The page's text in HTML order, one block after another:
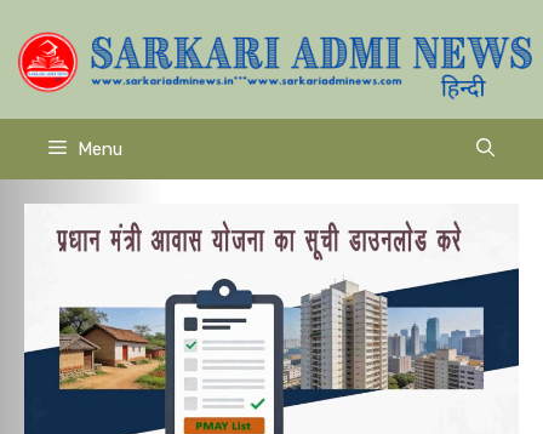
to
content
Menu